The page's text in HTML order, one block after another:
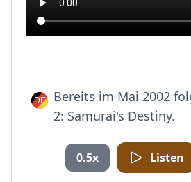
Bereits im Mai 2002
2: Samurai's Destiny.
0.5x Listen